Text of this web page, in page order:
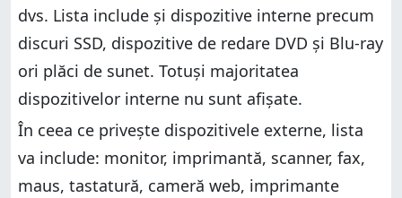
dvs. Lista include și dispozitive interne precum
discuri SSD, dispozitive de redare DVD și Blu-ray
ori plăci de sunet. Totuși majoritatea
dispozitivelor interne nu sunt afișate.
În ceea ce privește dispozitivele externe, lista
va include: monitor, imprimantă, scanner, fax,
maus, tastatură, cameră web, imprimante